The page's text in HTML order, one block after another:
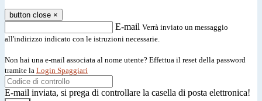
button close ×
E-mail Verrà inviato un messaggio
all'indirizzo indicato con le istruzioni necessarie.
Non hai una e-mail associata al nome utente? Effettua il reset della password
tramite la Login Spaggiari
E-mail inviata, si prega di controllare la casella di posta elettronica!